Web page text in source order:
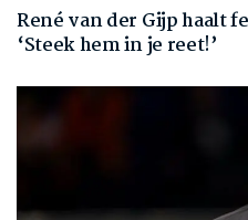
René van der Gijp haalt
‘Steek hem in je reet!’